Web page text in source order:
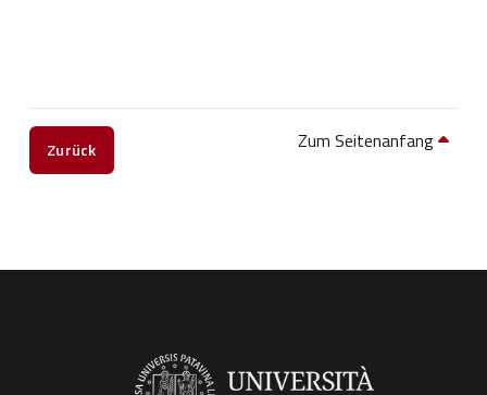
Zurück Zum Seitenanfang